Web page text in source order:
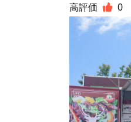
高評価
0